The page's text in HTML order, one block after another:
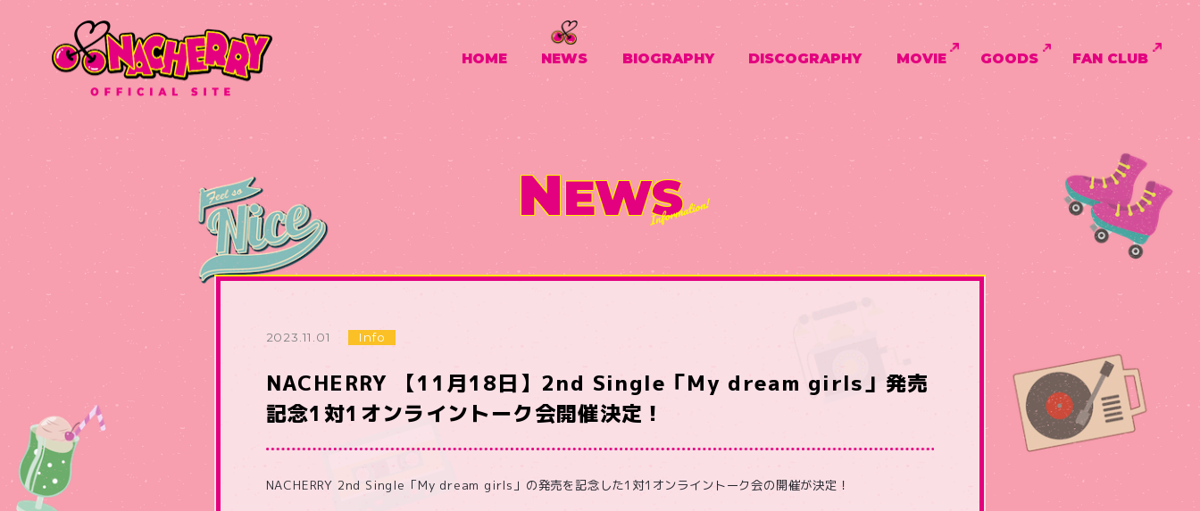
HOME NEWS BIOGRAPHY DISCOGRAPHY MOVIE GOODS FAN CLUB
NEWS
2023.11.01 Info
NACHERRY 【11月18日】2nd Single「My dream girls」発売
記念1対1オンライントーク会開催決定！
NACHERRY 2nd Single「My dream girls」の発売を記念した1対1オンライントーク会の開催が決定！